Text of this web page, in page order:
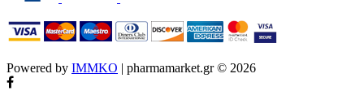
Powered by IMMKO | pharmamarket.gr © 2026